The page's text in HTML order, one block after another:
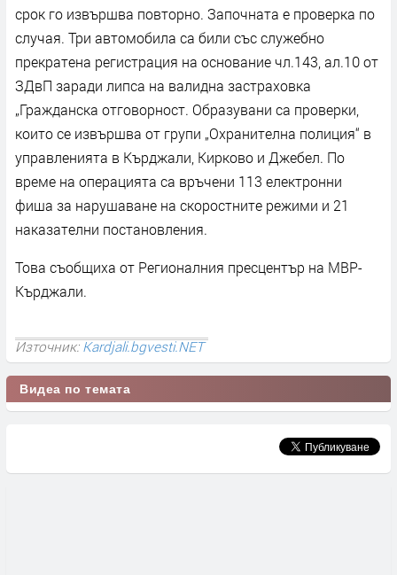
срок го извършва повторно. Започната е проверка по
случая. Три автомобила са били със служебно
прекратена регистрация на основание чл.143, ал.10 от
ЗДвП заради липса на валидна застраховка
„Гражданска отговорност. Образувани са проверки,
които се извършва от групи „Охранителна полиция“ в
управленията в Кърджали, Кирково и Джебел. По
време на операцията са връчени 113 електронни
фиша за нарушаване на скоростните режими и 21
наказателни постановления.
Това съобщиха от Регионалния пресцентър на МВР-
Кърджали.
Източник:Kardjali.bgvesti.NET
Видеа по темата